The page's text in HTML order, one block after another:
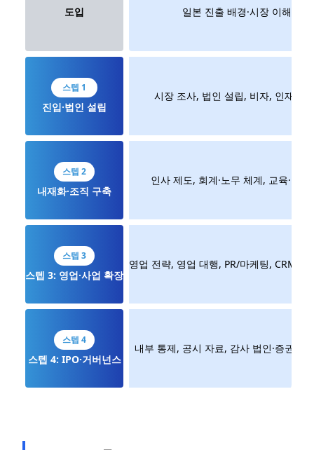
도입 일본 진출 배경·시장 이해·전
스텝 1
진입·법인 설립
시장 조사, 법인 설립, 비자, 인재 채
스텝 2
내재화·조직 구축
인사 제도, 회계·노무 체계, 교육·온
스텝 3
스텝 3: 영업·사업 확장
영업 전략, 영업 대행, PR/마케팅, CRM 도
스텝 4
스텝 4: IPO·거버넌스
내부 통제, 공시 자료, 감사 법인·증권 대